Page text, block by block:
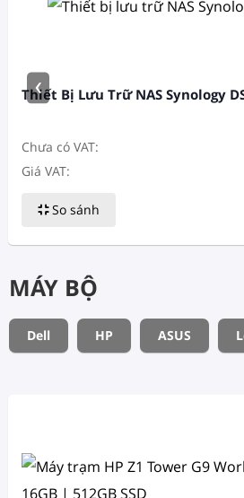
Thiết Bị Lưu Trữ NAS Synology
Chưa có VAT:
Giá VAT:
So sánh
‹
MÁY BỘ
Dell HP ASUS